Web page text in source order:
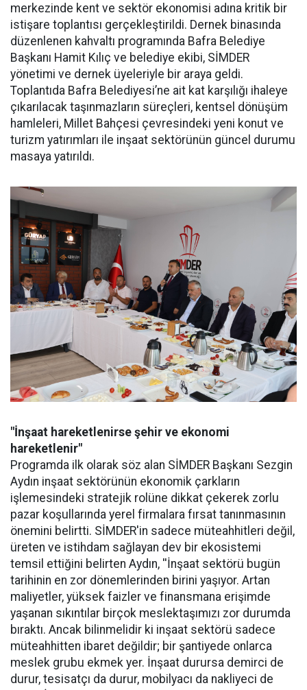
merkezinde kent ve sektör ekonomisi adına kritik bir
istişare toplantısı gerçekleştirildi. Dernek binasında
düzenlenen kahvaltı programında Bafra Belediye
Başkanı Hamit Kılıç ve belediye ekibi, SİMDER
yönetimi ve dernek üyeleriyle bir araya geldi.
Toplantıda Bafra Belediyesi’ne ait kat karşılığı ihaleye
çıkarılacak taşınmazların süreçleri, kentsel dönüşüm
hamleleri, Millet Bahçesi çevresindeki yeni konut ve
turizm yatırımları ile inşaat sektörünün güncel durumu
masaya yatırıldı.
"İnşaat hareketlenirse şehir ve ekonomi
hareketlenir"
Programda ilk olarak söz alan SİMDER Başkanı Sezgin
Aydın inşaat sektörünün ekonomik çarkların
işlemesindeki stratejik rolüne dikkat çekerek zorlu
pazar koşullarında yerel firmalara fırsat tanınmasının
önemini belirtti. SİMDER'in sadece müteahhitleri değil,
üreten ve istihdam sağlayan dev bir ekosistemi
temsil ettiğini belirten Aydın, ''İnşaat sektörü bugün
tarihinin en zor dönemlerinden birini yaşıyor. Artan
maliyetler, yüksek faizler ve finansmana erişimde
yaşanan sıkıntılar birçok meslektaşımızı zor durumda
bıraktı. Ancak bilinmelidir ki inşaat sektörü sadece
müteahhitten ibaret değildir; bir şantiyede onlarca
meslek grubu ekmek yer. İnşaat durursa demirci de
durur, tesisatçı da durur, mobilyacı da nakliyeci de